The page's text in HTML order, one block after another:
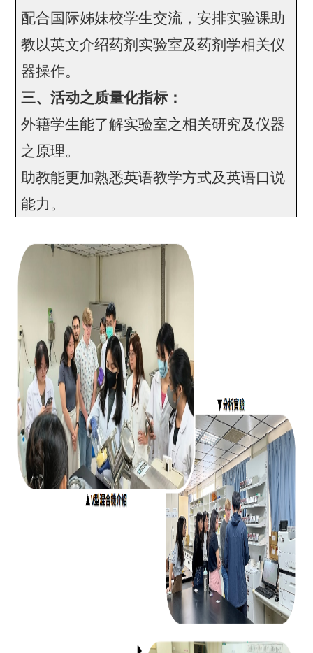
配合国际姊妹校学生交流，安排实验课助
教以英文介绍药剂实验室及药剂学相关仪
器操作。
三、活动之质量化指标：
外籍学生能了解实验室之相关研究及仪器
之原理。
助教能更加熟悉英语教学方式及英语口说
能力。